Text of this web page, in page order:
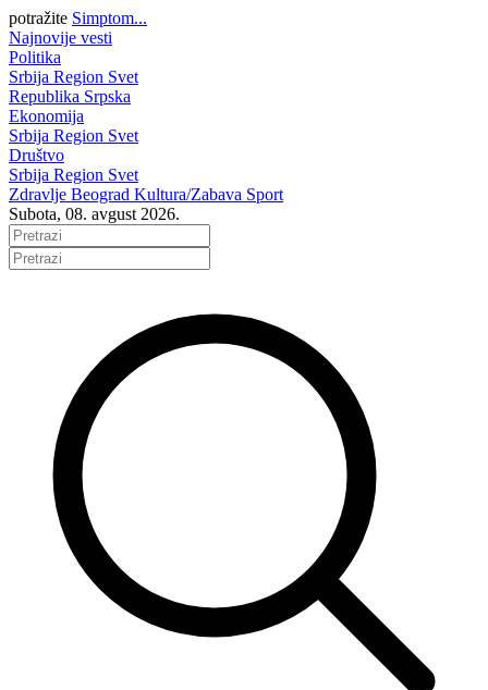
potražite Simptom...
Najnovije vesti
Politika
Srbija Region Svet
Republika Srpska
Ekonomija
Srbija Region Svet
Društvo
Srbija Region Svet
Zdravlje Beograd Kultura/Zabava Sport
Subota, 08. avgust 2026.